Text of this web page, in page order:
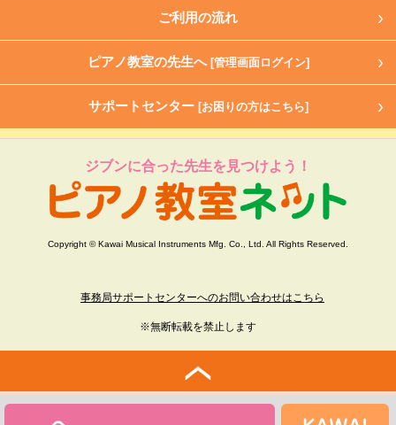
ご利用の流れ
ピアノ教室の先生へ [管理画面ログイン]
サポートセンター [お困りの方はこちら]
ジブンに合った先生を見つけよう！
Copyright © Kawai Musical Instruments Mfg. Co., Ltd. All Rights Reserved.
事務局サポートセンターへのお問い合わせはこちら
※無断転載を禁止します